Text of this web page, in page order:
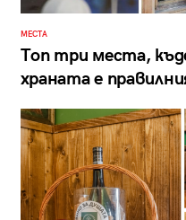
МЕСТА
Топ три места,
храната е